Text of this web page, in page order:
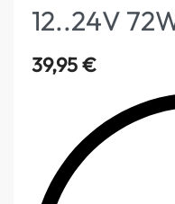
12..24V
39,95€